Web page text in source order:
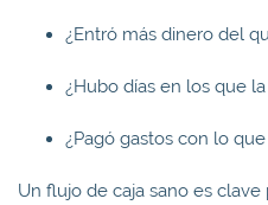
¿Entró más dinero del
¿Hubo días en los que
¿Pagó gastos con lo
Un flujo de caja sano es clave